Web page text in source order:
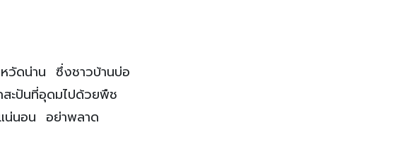
หวัดน่าน ซึ่งชาวบ้านบ่อ
ะปันที่อุดมไปด้วยพืช
น่นอน อย่าพลาด